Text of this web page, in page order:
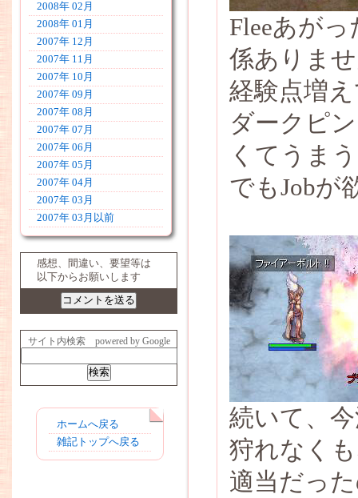
2008年 02月
2008年 01月
2007年 12月
2007年 11月
2007年 10月
2007年 09月
2007年 08月
2007年 07月
2007年 06月
2007年 05月
2007年 04月
2007年 03月
2007年 03月以前
感想、間違い、要望等は
以下からお願いします
サイト内検索 powered by Google
ホームへ戻る
雑記トップへ戻る
Fleeあが
係ありま
経験点増
ダークピ
くてうま
でもJobが
続いて、
狩れなく
適当だっ